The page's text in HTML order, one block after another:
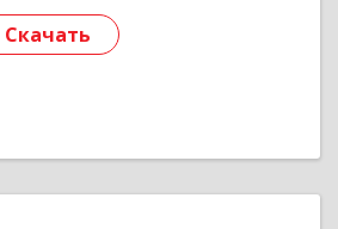
Скачать